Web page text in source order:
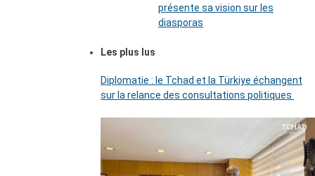
présente sa vision sur les
diasporas
Les plus lus
Diplomatie : le Tchad et la Türkiye échangent
sur la relance des consultations politiques